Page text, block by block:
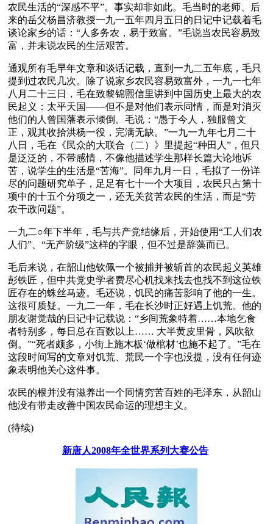
农民生活的“深感不平”。事实却非如此。毛当时的老师、后
来的岳父杨昌济教授一九一五年四月五日的日记中记载着毛
谈论家乡的话：“人多务农，易于致富。”毛说当农民容易致
富，并未说农民的生活艰苦。
通观所有毛早年文章和谈话记载，直到一九二五年底，毛只
提到过农民几次。除了说家乡农民容易致富外，一九一七年
八月二十三日，毛在致黎锦熙信里讲到中国历史上最大的农
民起义：太平天国——但不是对他们表示同情，而是对消灭
他们的人曾国藩表示倾倒。毛说：“愚于今人，独服曾文
正，观其收拾洪杨一役，完满无缺。”一九一九年七月二十
八日，毛在《民众的大联合（二）》里提起“种田人”，但只
是泛泛的，不带感情，不像他描述学生那样长篇大论地诉
苦，说学生的生活是“苦海”。同年九月一日，毛拟了一份详
尽的问题研究单子，足足有七十一个大项目，农民只占第十
项中的十五个分项之一，还无关贫苦农民的生活，而是“劳
农干政问题”。
一九二○年下半年，毛与共产党结缘后，开始使用“工人们农
人们”、“无产阶级”这样的字眼，但不过是辞藻而已。
毛后来说，在韶山他钦佩一个被捕并被斩首的农民起义英雄
彭铁匠，但中共党史学者费尽心机找来找去也找不到这位铁
匠存在的蛛丝马迹。毛还说，饥民的痛苦影响了他的一生。
这很可质疑。一九二一年，毛在长沙时正好遇上饥荒。他的
朋友谢觉哉的日记中记载说：“乡间荒象特着……本地乞食
者特别多，每日总在百数以上…… 大半黄皮里骨，风吹欲
倒。”“死者颇多，小街上施木板‘做棺材’也施不起了。”毛在
这段时间写的文章对饥荒、荒民一个字也没提，没有任何迹
象表明他关心这件事。
农民的根并没有滋养出一个同情穷苦百姓的毛泽东，从韶山
他没有带走改善中国农民命运的理想主义。
(待续)
新唐人2008年全世界系列大赛公告